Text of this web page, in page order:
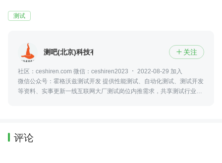
测试
测吧(北京)科技有限公司  关注
社区：ceshiren.com 微信：ceshiren2023
2022-08-29 加入
微信公众号：霍格沃兹测试开发 提供性能测试、自动化测试、测试开发
等资料、实事更新一线互联网大厂测试岗位内推需求，共享测试行业动
评论